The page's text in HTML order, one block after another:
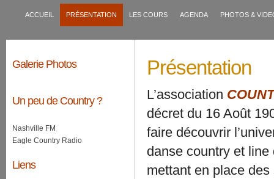
ACCUEIL PRÉSENTATION LES COURS AGENDA PHOTOS &
Présentation
L’association
décret du 16 Août
faire découvrir
danse country et
mettant en place
Galerie Photos
Un peu de Country ?
Nashville FM
Eagle Country Radio
Liens